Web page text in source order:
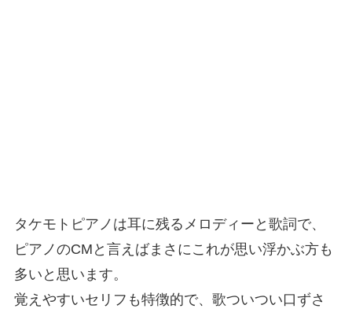
タケモトピアノは耳に残るメロディーと歌詞で、
ピアノのCMと言えばまさにこれが思い浮かぶ方も
多いと思います。
覚えやすいセリフも特徴的で、歌ついつい口ずさ